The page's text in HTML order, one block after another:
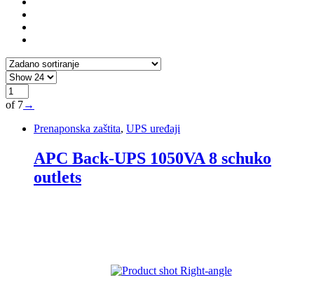
of 7→
Prenaponska zaštita, UPS uređaji
APC Back-UPS 1050VA 8 schuko
outlets